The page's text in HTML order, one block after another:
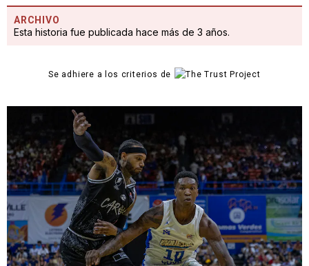
ARCHIVO
Esta historia fue publicada hace más de 3 años.
Se adhiere a los criterios de